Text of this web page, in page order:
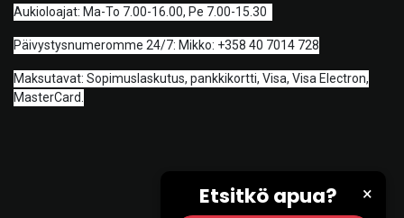
Aukioloajat: Ma-To 7.00-16.00, Pe 7.00-15.30
Päivystysnumeromme 24/7: Mikko: +358 40 7014 728
Maksutavat: Sopimuslaskutus, pankkikortti, Visa, Visa Electron,
MasterCard.
×
Etsitkö apua?